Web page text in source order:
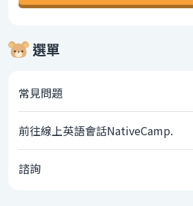
選單
常見問題
前往線上英語會話NativeCamp.
諮詢